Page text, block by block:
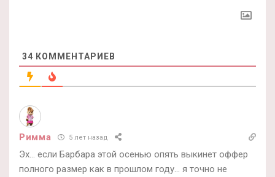
34 КОММЕНТАРИЕВ
Римма 5 лет назад
Эх… если Барбара этой осенью опять выкинет оффер
полного размер как в прошлом году… я точно не